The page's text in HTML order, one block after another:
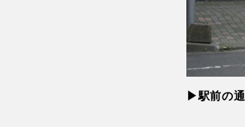
▶駅前の